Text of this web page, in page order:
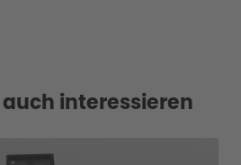
interessieren